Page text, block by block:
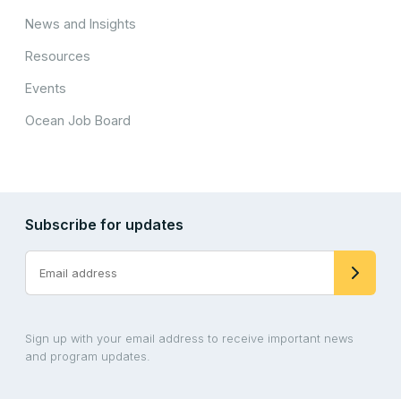
News and Insights
Resources
Events
Ocean Job Board
Subscribe for updates
Sign up with your email address to receive important news
and program updates.